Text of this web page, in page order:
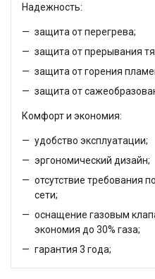
Надежность:
защита от перегрева;
защита от прерывания
защита от горения
защита от
Комфорт и экономия:
удобство эксплуатации;
эргономический дизайн;
отсутствие требования
сети;
оснащение газовым
экономия до 30% газа;
гарантия 3 года;